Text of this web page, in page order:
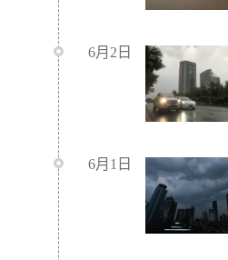
6月2日
6月1日